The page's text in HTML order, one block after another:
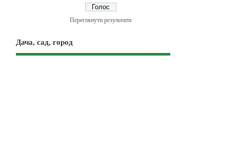
Переглянути результати
Дача, сад, город